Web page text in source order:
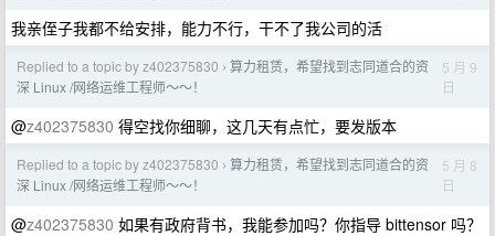
我亲侄子我都不给安排，能力不行，干不了我公司的活
Replied to a topic by z402375830 › 算力租赁，希望找到志同道合的资
深 Linux /网络运维工程师～～！
5 月 9
日
@z402375830 得空找你细聊，这几天有点忙，要发版本
Replied to a topic by z402375830 › 算力租赁，希望找到志同道合的资
深 Linux /网络运维工程师～～！
5 月 8
日
@z402375830 如果有政府背书，我能参加吗？你指导 bittensor 吗？